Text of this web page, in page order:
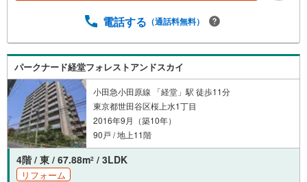
より予約いただくとご見学がスムーズとなります。■TOHO
CLUBに加入可能。10～20年後のリフォーム、保険の見直
しや借り換えなど、オンラインでやりとりができます。■F
Pによるファイナンシャルライフサポート■ファイナンシャ
ルプランナーが住宅ローン、保険・税金、資産運用、相続
などの対策をアドバイスを致します。
電話する （通話料無料）
パークナード経堂フォレストアンドスカイ
小田急小田原線 「経堂」駅 徒歩11分
東京都世田谷区桜上水1丁目
2016年9月（築10年）
90戸 / 地上11階
4階 / 東 / 67.88m2 / 3LDK
リフォーム